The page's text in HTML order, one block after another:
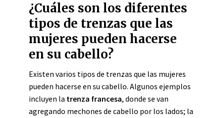
¿Cuáles son los diferentes
tipos de trenzas que las
mujeres pueden hacerse
en su cabello?
Existen varios tipos de trenzas que las mujeres
pueden hacerse en su cabello. Algunos ejemplos
incluyen la trenza francesa, donde se van
agregando mechones de cabello por los lados; la